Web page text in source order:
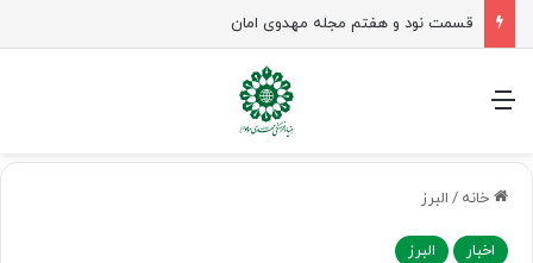
زن در جامعه مهدوی؛ معمار نسل منتظر و زمینه‌ساز جوانی جمعیت
منو
خانه / البرز
اخبار البرز